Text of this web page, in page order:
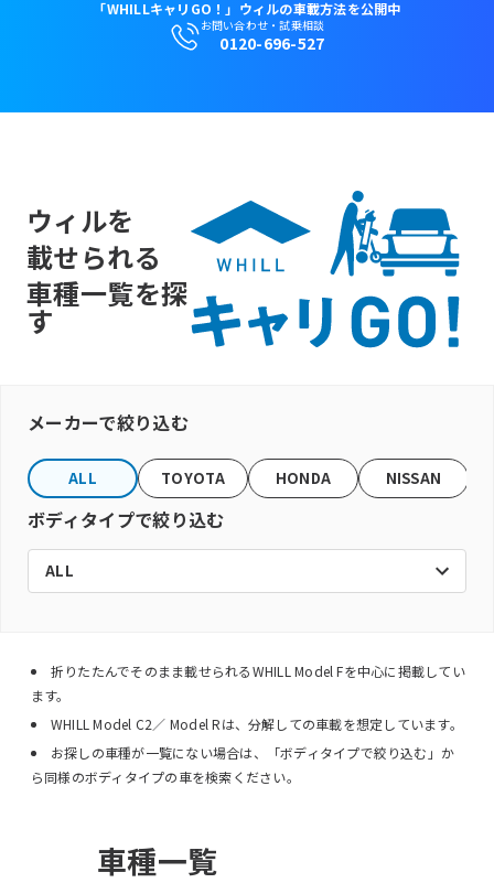
「WHILLキャリGO！」ウィルの車載方法を公開中
お問い合わせ・試乗相談
0120-696-527
販売店検索 アカウント
ウィルを
載せられる
車種一覧を探
す
メーカーで絞り込む
ALL TOYOTA HONDA NISSAN
ボディタイプで絞り込む
ALL
折りたたんでそのまま載せられるWHILL Model Fを中心に掲載してい
ます。
WHILL Model C2／ Model Rは、分解しての車載を想定しています。
お探しの車種が一覧にない場合は、「ボディタイプで絞り込む」か
ら同様のボディタイプの車を検索ください。
車種一覧